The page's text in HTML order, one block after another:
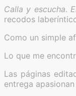
Calla y escucha.
recodos
Como un simple
Lo que me
Las páginas
entrega